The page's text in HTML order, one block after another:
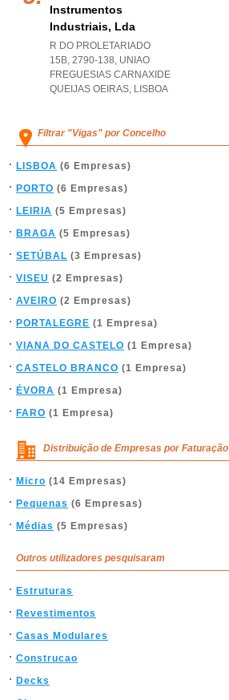
Instrumentos
Industriais, Lda
R DO PROLETARIADO
15B, 2790-138, UNIAO
FREGUESIAS CARNAXIDE
QUEIJAS OEIRAS, LISBOA
Filtrar "Vigas" por Concelho
LISBOA (6 Empresas)
PORTO (6 Empresas)
LEIRIA (5 Empresas)
BRAGA (5 Empresas)
SETÚBAL (3 Empresas)
VISEU (2 Empresas)
AVEIRO (2 Empresas)
PORTALEGRE (1 Empresa)
VIANA DO CASTELO (1 Empresa)
CASTELO BRANCO (1 Empresa)
ÉVORA (1 Empresa)
FARO (1 Empresa)
Distribuição de Empresas por Faturação
Micro (14 Empresas)
Pequenas (6 Empresas)
Médias (5 Empresas)
Outros utilizadores pesquisaram
Estruturas
Revestimentos
Casas Modulares
Construcao
Decks